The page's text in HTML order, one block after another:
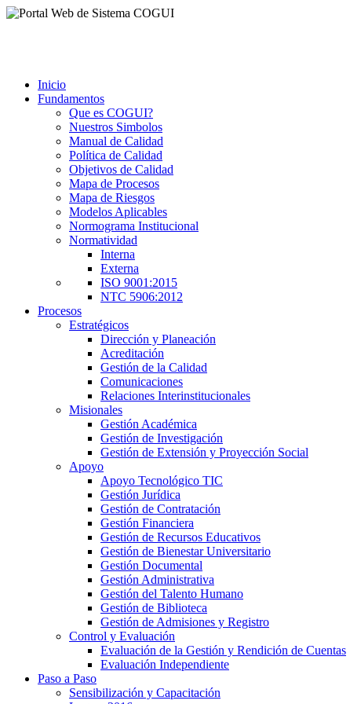
Inicio
Fundamentos
Que es COGUI?
Nuestros Simbolos
Manual de Calidad
Política de Calidad
Objetivos de Calidad
Mapa de Procesos
Mapa de Riesgos
Modelos Aplicables
Normograma Institucional
Normatividad
Interna
Externa
ISO 9001:2015
NTC 5906:2012
Procesos
Estratégicos
Dirección y Planeación
Acreditación
Gestión de la Calidad
Comunicaciones
Relaciones Interinstitucionales
Misionales
Gestión Académica
Gestión de Investigación
Gestión de Extensión y Proyección Social
Apoyo
Apoyo Tecnológico TIC
Gestión Jurídica
Gestión de Contratación
Gestión Financiera
Gestión de Recursos Educativos
Gestión de Bienestar Universitario
Gestión Documental
Gestión Administrativa
Gestión del Talento Humano
Gestión de Biblioteca
Gestión de Admisiones y Registro
Control y Evaluación
Evaluación de la Gestión y Rendición de Cuentas
Evaluación Independiente
Paso a Paso
Sensibilización y Capacitación